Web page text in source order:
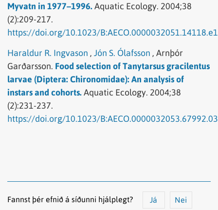
Myvatn in 1977–1996.Aquatic Ecology. 2004;38
(2):209-217.
https://doi.org/10.1023/B:AECO.0000032051.14118.e1
Haraldur R. Ingvason , Jón S. Ólafsson , Arnþór
Garðarsson. Food selection of Tanytarsus gracilentus
larvae (Diptera: Chironomidae): An analysis of
instars and cohorts.Aquatic Ecology. 2004;38
(2):231-237.
https://doi.org/10.1023/B:AECO.0000032053.67992.03
Fannst þér efnið á síðunni hjálplegt? Já Nei